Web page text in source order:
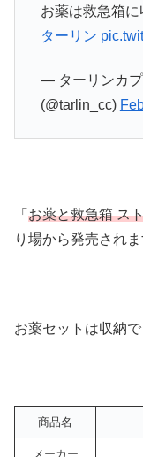
お薬は救急箱に
ターリン
— ターリンカプ
(@tarlin_cc)
「 お薬と救急箱 ス
り場から発売されま
お薬セットは収納で
商品名 お
メーカー